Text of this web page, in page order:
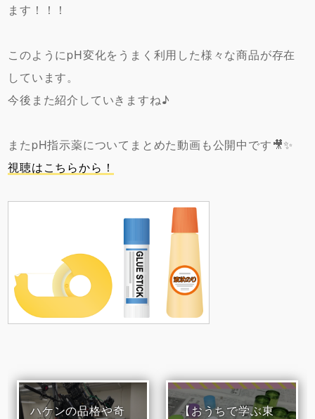
ます！！！
このようにpH変化をうまく利用した様々な商品が存在
しています。
今後また紹介していきますね♪
またpH指示薬についてまとめた動画も公開中です🎥✨
視聴はこちらから！
ハケンの品格や奇
【おうちで学ぶ東